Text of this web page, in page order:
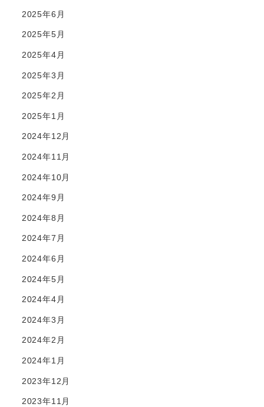
2025年6月
2025年5月
2025年4月
2025年3月
2025年2月
2025年1月
2024年12月
2024年11月
2024年10月
2024年9月
2024年8月
2024年7月
2024年6月
2024年5月
2024年4月
2024年3月
2024年2月
2024年1月
2023年12月
2023年11月